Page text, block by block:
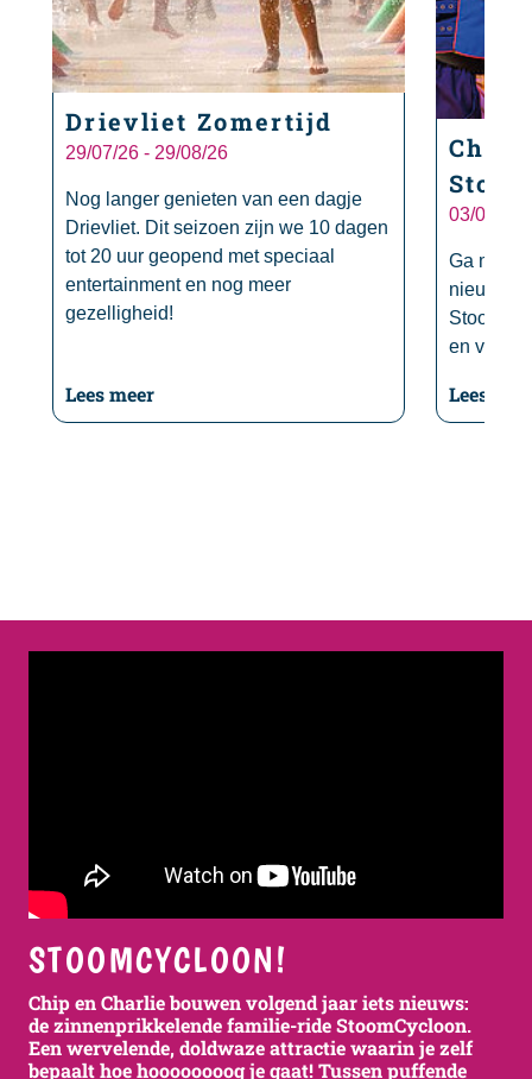
Drievliet Zomertijd
29/07/26 - 29/08/26
Nog langer genieten van een dagje
Drievliet. Dit seizoen zijn we 10 dagen
tot 20 uur geopend met speciaal
entertainment en nog meer
gezelligheid!
Lees meer: Drievliet Zomertijd
Chip
03/04/26
Ga mee
nieuwe
Stoom!
en
Lees
STOOMCYCLOON!
Chip en Charlie bouwen volgend jaar iets nieuws:
de zinnenprikkelende familie-ride StoomCycloon.
Een wervelende, doldwaze attractie waarin je zelf
bepaalt hoe hoooooooog je gaat! Tussen puffende